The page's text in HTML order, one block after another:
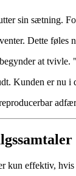
sin sætning.
Dette føles
at tvivle.
Kunden er nu i
kun effektiv,